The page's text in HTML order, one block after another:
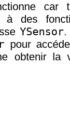
car
à des
YSensor.
pour
obtenir la